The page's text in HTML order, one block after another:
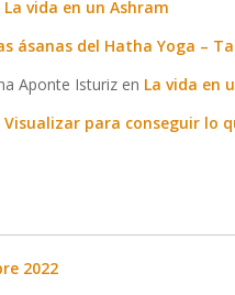
La vida en un Ashram
ásanas del Hatha Yoga –
Aponte Isturiz en La vida en
Visualizar para conseguir lo
2022